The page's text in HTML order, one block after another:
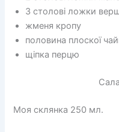
3 столові ложки
жменя кропу
половина плоскої
щіпка перцю
Моя склянка 250 мл.